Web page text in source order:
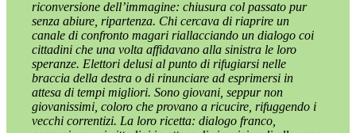
riconversione dell’immagine: chiusura col passato pur
senza abiure, ripartenza. Chi cercava di riaprire un
canale di confronto magari riallacciando un dialogo coi
cittadini che una volta affidavano alla sinistra le loro
speranze. Elettori delusi al punto di rifugiarsi nelle
braccia della destra o di rinunciare ad esprimersi in
attesa di tempi migliori. Sono giovani, seppur non
giovanissimi, coloro che provano a ricucire, rifuggendo i
vecchi correntizi. La loro ricetta: dialogo franco,